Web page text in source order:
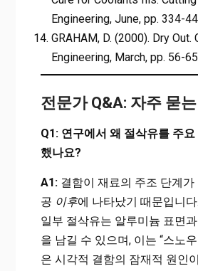
Engineering, June, pp. 334-44
GRAHAM, D. (2000). Dry Out.
Engineering, March, pp. 56-
전문가 Q&A: 자주 묻
Q1: 연구에서 왜 절삭유를 주
했나요?
A1:결함이 재료의 주조 단계가
공 이후에 나타났기 때문입니
일부 절삭유는 알루미늄 표면
을 남길 수 있으며, 이는 “스노
은 시각적 결함의 잠재적 원인